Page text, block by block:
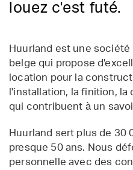
louez c'est futé.
Huurland est une
belge qui propose
location pour la
l'installation, la finition,
qui contribuent à un
Huurland sert plus de 30
presque 50 ans. Nous
personnelle avec des